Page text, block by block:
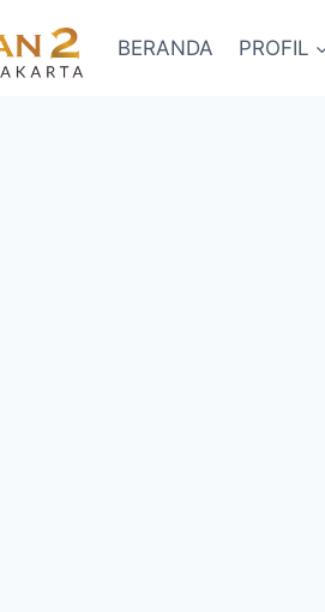
BERANDA PROFIL